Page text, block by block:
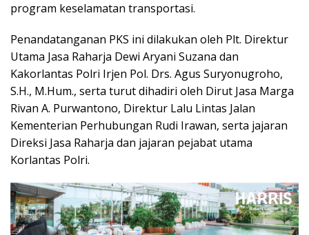
program keselamatan transportasi.
Penandatanganan PKS ini dilakukan oleh Plt. Direktur
Utama Jasa Raharja Dewi Aryani Suzana dan
Kakorlantas Polri Irjen Pol. Drs. Agus Suryonugroho,
S.H., M.Hum., serta turut dihadiri oleh Dirut Jasa Marga
Rivan A. Purwantono, Direktur Lalu Lintas Jalan
Kementerian Perhubungan Rudi Irawan, serta jajaran
Direksi Jasa Raharja dan jajaran pejabat utama
Korlantas Polri.